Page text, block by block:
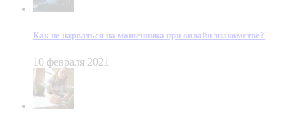
Как не нарваться на мошенника при онлайн знакомстве?
10 февраля 2021